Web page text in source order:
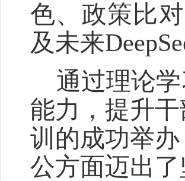
色、政策比
及未来
通过理论学
能力， 提升
训的成功举
公方面迈出